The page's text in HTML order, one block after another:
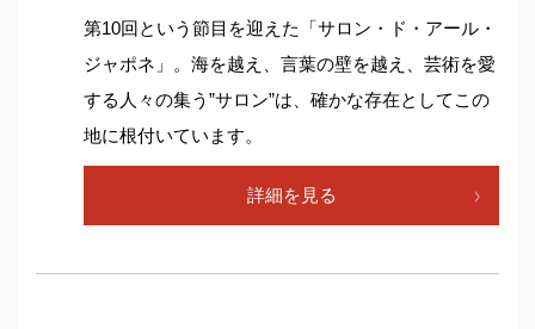
第10回という節目を迎えた「サロン・ド・アール・
ジャポネ」。海を越え、言葉の壁を越え、芸術を愛
する人々の集う”サロン”は、確かな存在としてこの
地に根付いています。
詳細を見る